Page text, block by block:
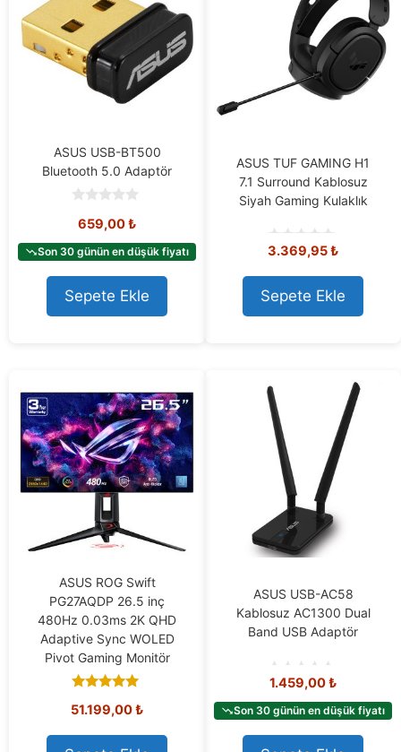
ASUS USB-BT500
Bluetooth 5.0 Adaptör
o
t
o
f
5
659,00₺
Son 30 günün en düşük fiyatı
Sepete Ekle
ASUS TUF GAMING H1
7.1 Surround Kablosuz
Siyah Gaming Kulaklık
0
u
t
o
f
3.369,95₺
Sepete Ekle
ASUS ROG Swift
PG27AQDP 26.5 inç
480Hz 0.03ms 2K QHD
Adaptive Sync WOLED
Pivot Gaming Monitör
out of 5
51.199,00₺
ASUS USB-AC58
Kablosuz AC1300 Dual
Band USB Adaptör
0
u
t
o
f
1.459,00₺
Son 30 günün en düşük fiyatı